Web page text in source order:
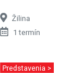
Žilina
1 termín
Predstavenia >